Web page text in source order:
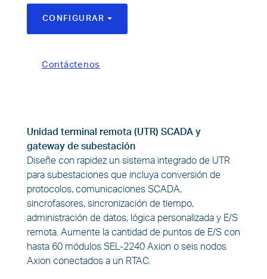
CONFIGURAR
Contáctenos
Unidad terminal remota (UTR) SCADA y
gateway de subestación
Diseñe con rapidez un sistema integrado de UTR
para subestaciones que incluya conversión de
protocolos, comunicaciones SCADA,
sincrofasores, sincronización de tiempo,
administración de datos, lógica personalizada y E/S
remota. Aumente la cantidad de puntos de E/S con
hasta 60 módulos SEL-2240 Axion o seis nodos
Axion conectados a un RTAC.